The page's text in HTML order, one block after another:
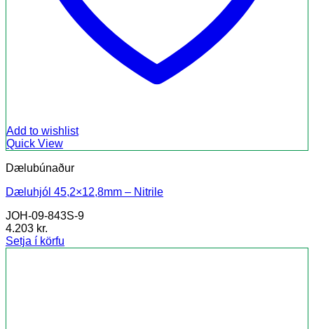
Add to wishlist
Quick View
Dælubúnaður
Dæluhjól 45,2×12,8mm – Nitrile
JOH-09-843S-9
4.203 kr.
Setja í körfu